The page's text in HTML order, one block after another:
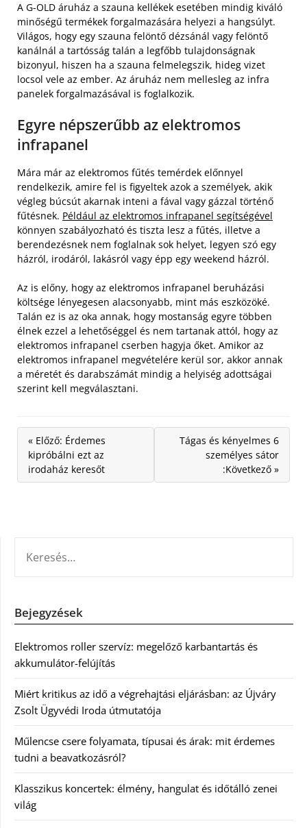
A G-OLD áruház a szauna kellékek esetében mindig kiváló
minőségű termékek forgalmazására helyezi a hangsúlyt.
Világos, hogy egy szauna felöntő dézsánál vagy felöntő
kanálnál a tartósság talán a legfőbb tulajdonságnak
bizonyul, hiszen ha a szauna felmelegszik, hideg vizet
locsol vele az ember. Az áruház nem mellesleg az infra
panelek forgalmazásával is foglalkozik.
Egyre népszerűbb az elektromos
infrapanel
Mára már az elektromos fűtés temérdek előnnyel
rendelkezik, amire fel is figyeltek azok a személyek, akik
végleg búcsút akarnak inteni a fával vagy gázzal történő
fűtésnek. Például az elektromos infrapanel segítségével
könnyen szabályozható és tiszta lesz a fűtés, illetve a
berendezésnek nem foglalnak sok helyet, legyen szó egy
házról, irodáról, lakásról vagy épp egy weekend házról.
Az is előny, hogy az elektromos infrapanel beruházási
költsége lényegesen alacsonyabb, mint más eszközöké.
Talán ez is az oka annak, hogy mostanság egyre többen
élnek ezzel a lehetőséggel és nem tartanak attól, hogy az
elektromos infrapanel cserben hagyja őket. Amikor az
elektromos infrapanel megvételére kerül sor, akkor annak
a méretét és darabszámát mindig a helyiség adottságai
szerint kell megválasztani.
« Előző: Érdemes
kipróbálni ezt az
irodaház keresőt
Tágas és kényelmes 6
személyes sátor
:Következő »
Bejegyzések
Elektromos roller szervíz: megelőző karbantartás és
akkumulátor-felújítás
Miért kritikus az idő a végrehajtási eljárásban: az Újváry
Zsolt Ügyvédi Iroda útmutatója
Műlencse csere folyamata, típusai és árak: mit érdemes
tudni a beavatkozásról?
Klasszikus koncertek: élmény, hangulat és időtálló zenei
világ